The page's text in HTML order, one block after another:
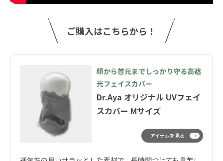
ご購入はこちらから！
Dr.Aya オリジナル UVフェイ
スカバー Mサイズ
顔から首元までしっかり守る高遮
光フェイスカバー
アイテムを見る